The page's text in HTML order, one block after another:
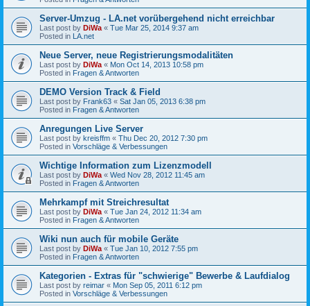
Server-Umzug - LA.net vorübergehend nicht erreichbar
Last post by DiWa « Tue Mar 25, 2014 9:37 am
Posted in LA.net
Neue Server, neue Registrierungsmodalitäten
Last post by DiWa « Mon Oct 14, 2013 10:58 pm
Posted in Fragen & Antworten
DEMO Version Track & Field
Last post by Frank63 « Sat Jan 05, 2013 6:38 pm
Posted in Fragen & Antworten
Anregungen Live Server
Last post by kreisffm « Thu Dec 20, 2012 7:30 pm
Posted in Vorschläge & Verbessungen
Wichtige Information zum Lizenzmodell
Last post by DiWa « Wed Nov 28, 2012 11:45 am
Posted in Fragen & Antworten
Mehrkampf mit Streichresultat
Last post by DiWa « Tue Jan 24, 2012 11:34 am
Posted in Fragen & Antworten
Wiki nun auch für mobile Geräte
Last post by DiWa « Tue Jan 10, 2012 7:55 pm
Posted in Fragen & Antworten
Kategorien - Extras für "schwierige" Bewerbe & Laufdialog
Last post by reimar « Mon Sep 05, 2011 6:12 pm
Posted in Vorschläge & Verbessungen